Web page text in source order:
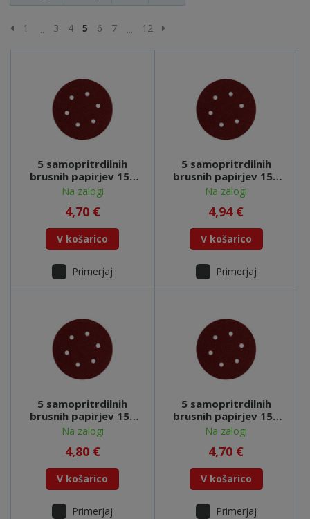
Prejšnja stran
1 ... 3 4 5 6 7 ... 12 Naslednja stran
5 samopritrdilnih
brusnih papirjev 150
mm P 100,L+K, SXE -
624004000
Na zalogi
4,70 €
V košarico
Primerjaj
5 samopritrdilnih
brusnih papirjev 150
mm P 120,L+K, SXE -
624005000
Na zalogi
4,94 €
V košarico
Primerjaj
5 samopritrdilnih
brusnih papirjev 150
mm P 180,L+K, SXE -
624006000
Na zalogi
4,80 €
V košarico
Primerjaj
5 samopritrdilnih
brusnih papirjev 150
mm P 240,L+K, SXE -
624007000
Na zalogi
4,70 €
V košarico
Primerjaj